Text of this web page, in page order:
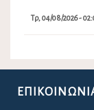
Τρ, 04/08/2026 -